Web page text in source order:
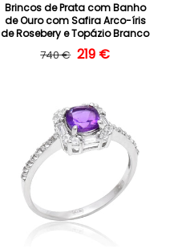
Brincos de Prata com Banho
de Ouro com Safira Arco-íris
de Rosebery e Topázio Branco
Preço normal
740 € Preço de saldo
219 €